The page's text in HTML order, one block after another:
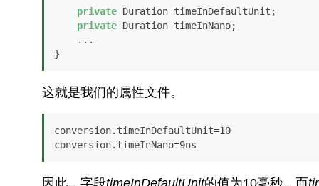
private Duration timeInDefaultUnit;
private Duration timeInNano;
}
这就是我们的属性文件。
conversion.timeInDefaultUnit=10
conversion.timeInNano=9ns